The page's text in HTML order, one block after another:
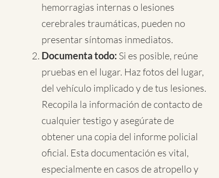
hemorragias internas o lesiones
cerebrales traumáticas, pueden no
presentar síntomas inmediatos.
Documenta todo: Si es posible, reúne
pruebas en el lugar. Haz fotos del lugar,
del vehículo implicado y de tus lesiones.
Recopila la información de contacto de
cualquier testigo y asegúrate de
obtener una copia del informe policial
oficial. Esta documentación es vital,
especialmente en casos de atropello y